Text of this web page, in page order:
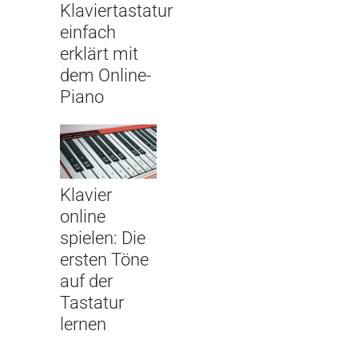
Klaviertastatur
einfach
erklärt mit
dem Online-
Piano
Klavier
online
spielen: Die
ersten Töne
auf der
Tastatur
lernen